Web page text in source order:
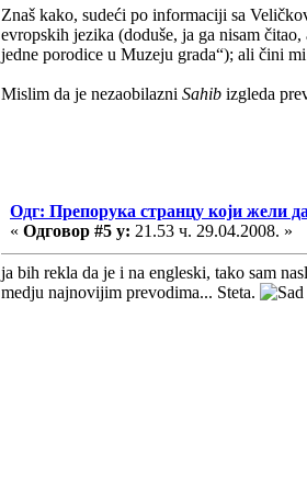
Znaš kako, sudeći po informaciji sa
evropskih jezika (doduše, ja ga nisam
jedne porodice u Muzeju grada“); ali čini
Mislim da je nezaobilazni Sahib izgleda
Одг: Препорука странцу који жели
« Одговор #5 у: 21.53 ч. 29.04.2008. »
ja bih rekla da je i na engleski, tako sam
medju najnovijim prevodima... Steta.